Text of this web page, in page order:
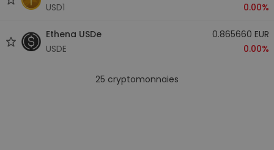
USD1
0.00%
Ethena USDe
USDE
0.865660 EUR
0.00%
25 cryptomonnaies